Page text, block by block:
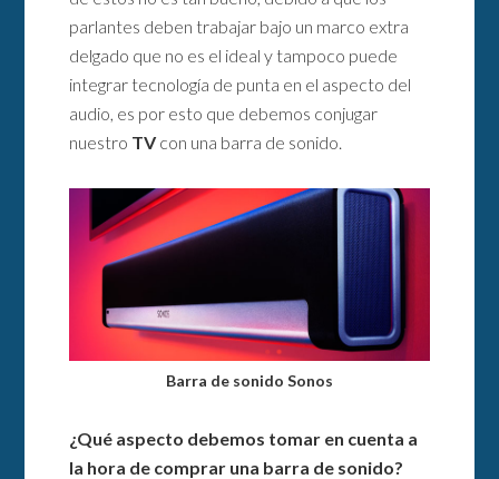
parlantes deben trabajar bajo un marco extra
delgado que no es el ideal y tampoco puede
integrar tecnología de punta en el aspecto del
audio, es por esto que debemos conjugar
nuestro TVcon una barra de sonido.
Barra de sonido Sonos
¿Qué aspecto debemos tomar en cuenta a
la hora de comprar una barra de sonido?